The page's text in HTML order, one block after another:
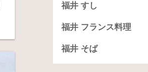
福井 すし
福井 フランス料理
福井 そば